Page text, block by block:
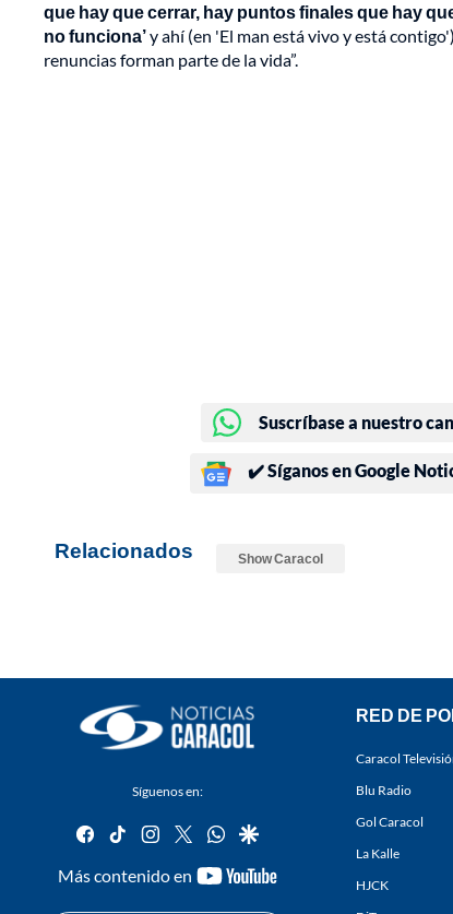
que hay que cerrar, hay puntos finales que hay
no funciona’y ahí (en 'El man está vivo y está
renuncias forman parte de la vida”.
Suscríbase a nuestro
✔️ Síganos en Google
Relacionados Show Caracol
Síguenos en:
facebook
tiktok instagram
twitterwhatsapp
google
Más contenido en
youtube-
RED DE
Caracol
Blu Radio
Gol Caracol
La Kalle
HJCK